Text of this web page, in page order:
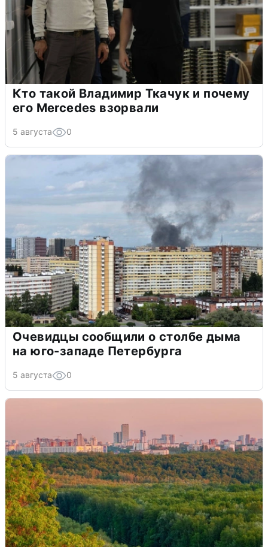
Кто такой Владимир Ткачук и почему
его Mercedes взорвали
5 августа 0
Очевидцы сообщили о столбе дыма
на юго-западе Петербурга
5 августа 0